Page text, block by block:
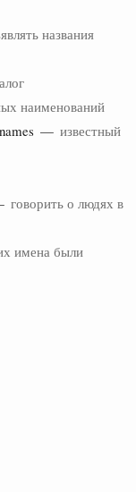
названия
наименований
names — известный
говорить о людях в
имена были